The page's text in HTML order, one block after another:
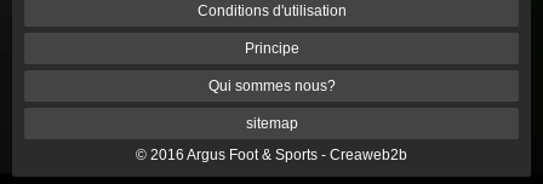
Conditions d'utilisation
Principe
Qui sommes nous?
sitemap
© 2016 Argus Foot & Sports - Creaweb2b